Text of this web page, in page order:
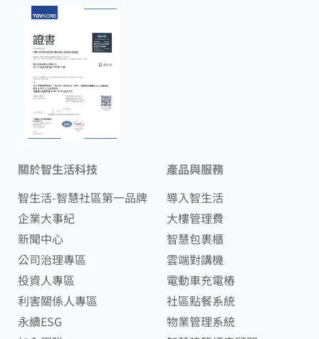
關於智生活科技
智生活-智慧社區第一品牌
企業大事紀
新聞中心
公司治理專區
投資人專區
利害關係人專區
永續ESG
產品與服務
導入智生活
大樓管理費
智慧包裹櫃
雲端對講機
電動車充電樁
社區點餐系統
物業管理系統